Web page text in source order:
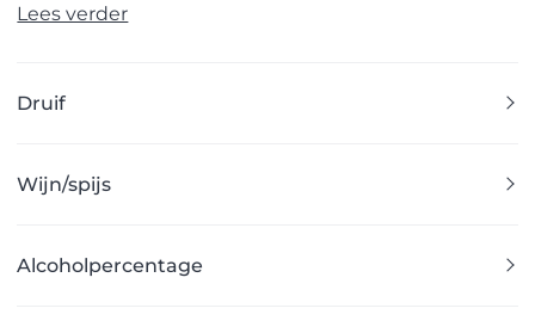
Lees verder
Druif
Wijn/spijs
Alcoholpercentage